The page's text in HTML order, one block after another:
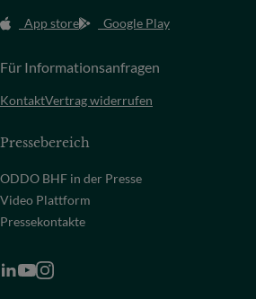
App store Google Play
Für Informationsanfragen
KontaktVertrag widerrufen
Pressebereich
ODDO BHF in der Presse
Video Plattform
Pressekontakte